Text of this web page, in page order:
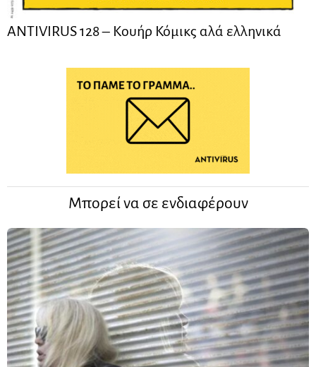
ANTIVIRUS 128 – Kουήρ Κόμικς αλά ελληνικά
Μπορεί να σε ενδιαφέρουν